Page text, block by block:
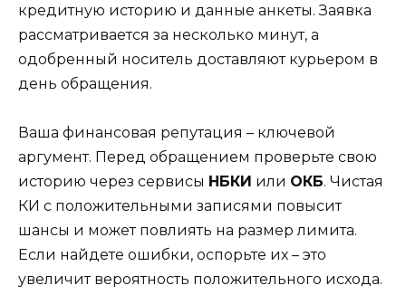
кредитную историю и данные анкеты. Заявка
рассматривается за несколько минут, а
одобренный носитель доставляют курьером в
день обращения.
Ваша финансовая репутация – ключевой
аргумент. Перед обращением проверьте свою
историю через сервисы НБКИ или ОКБ. Чистая
КИ с положительными записями повысит
шансы и может повлиять на размер лимита.
Если найдете ошибки, оспорьте их – это
увеличит вероятность положительного исхода.